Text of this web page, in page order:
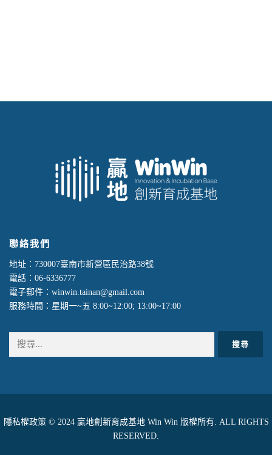
聯絡我們
地址：730007臺南市新營區民治路38號
電話：06-6336777
電子郵件：winwin.tainan@gmail.com
服務時間：星期一~五 8:00~12:00; 13:00~17:00
字: